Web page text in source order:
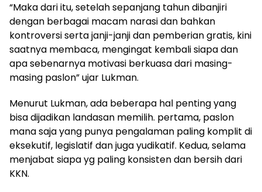
“Maka dari itu, setelah sepanjang tahun dibanjiri
dengan berbagai macam narasi dan bahkan
kontroversi serta janji-janji dan pemberian gratis, kini
saatnya membaca, mengingat kembali siapa dan
apa sebenarnya motivasi berkuasa dari masing-
masing paslon” ujar Lukman.
Menurut Lukman, ada beberapa hal penting yang
bisa dijadikan landasan memilih. pertama, paslon
mana saja yang punya pengalaman paling komplit di
eksekutif, legislatif dan juga yudikatif. Kedua, selama
menjabat siapa yg paling konsisten dan bersih dari
KKN.